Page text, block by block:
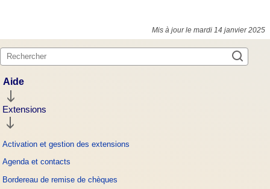
Aide
Extensions
Activation et gestion des extensions
Agenda et contacts
Bordereau de remise de chèques
Mis à jour le mardi 14 janvier 2025